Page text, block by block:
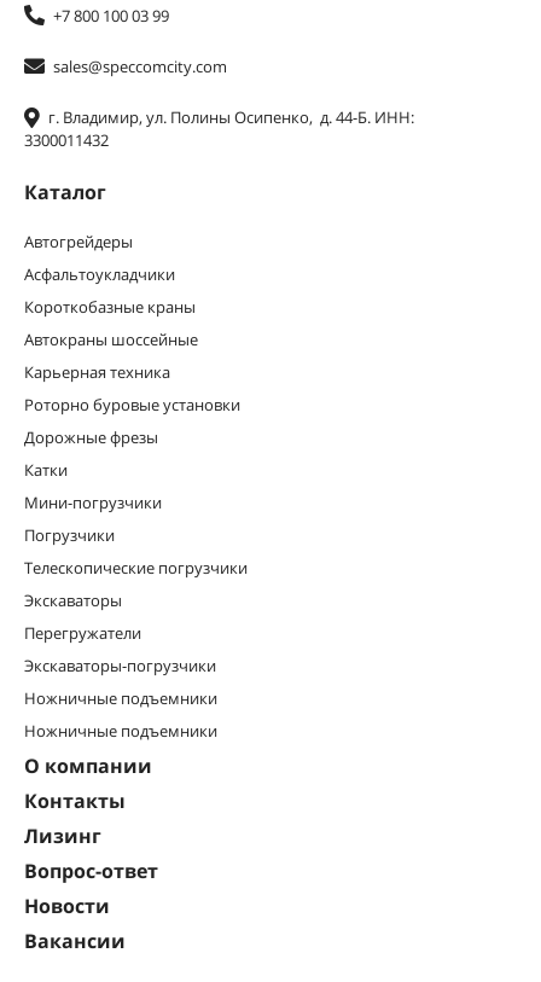
+7 800 100 03 99
sales@speccomcity.com
г. Владимир, ул. Полины Осипенко, д. 44-Б. ИНН:
3300011432
Каталог
Автогрейдеры
Асфальтоукладчики
Короткобазные краны
Автокраны шоссейные
Карьерная техника
Роторно буровые установки
Дорожные фрезы
Катки
Мини-погрузчики
Погрузчики
Телескопические погрузчики
Экскаваторы
Перегружатели
Экскаваторы-погрузчики
Ножничные подъемники
Ножничные подъемники
О компании
Контакты
Лизинг
Вопрос-ответ
Новости
Вакансии